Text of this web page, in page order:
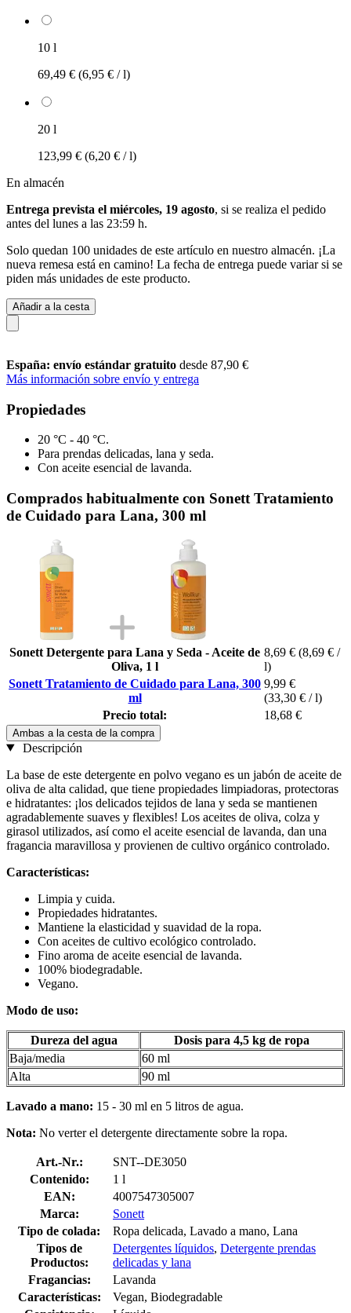
10 l
69,49 € (6,95 € / l)
20 l
123,99 € (6,20 € / l)
En almacén
Entrega prevista el miércoles, 19 agosto, si se realiza el pedido
antes del lunes a las 23:59 h.
Solo quedan 100 unidades de este artículo en nuestro almacén. ¡La
nueva remesa está en camino! La fecha de entrega puede variar si se
piden más unidades de este producto.
Añadir a la cesta
España: envío estándar gratuito desde 87,90 €
Más información sobre envío y entrega
Propiedades
20 °C - 40 °C.
Para prendas delicadas, lana y seda.
Con aceite esencial de lavanda.
Comprados habitualmente con Sonett Tratamiento
de Cuidado para Lana, 300 ml
Sonett Detergente para Lana y Seda - Aceite de
Oliva, 1 l
8,69 € (8,69 € /
l)
Sonett Tratamiento de Cuidado para Lana, 300
ml
9,99 €
(33,30 € / l)
Precio total:
18,68 €
Ambas a la cesta de la compra
Descripción
La base de este detergente en polvo vegano es un jabón de aceite de
oliva de alta calidad, que tiene propiedades limpiadoras, protectoras
e hidratantes: ¡los delicados tejidos de lana y seda se mantienen
agradablemente suaves y flexibles! Los aceites de oliva, colza y
girasol utilizados, así como el aceite esencial de lavanda, dan una
fragancia maravillosa y provienen de cultivo orgánico controlado.
Características:
Limpia y cuida.
Propiedades hidratantes.
Mantiene la elasticidad y suavidad de la ropa.
Con aceites de cultivo ecológico controlado.
Fino aroma de aceite esencial de lavanda.
100% biodegradable.
Vegano.
Modo de uso:
Dureza del agua
Dosis para 4,5 kg de ropa
Baja/media
60 ml
Alta
90 ml
Lavado a mano: 15 - 30 ml en 5 litros de agua.
Nota: No verter el detergente directamente sobre la ropa.
Art.-Nr.:
SNT--DE3050
Contenido:
1 l
EAN:
4007547305007
Marca:
Sonett
Tipo de colada:
Ropa delicada, Lavado a mano, Lana
Tipos de
Productos:
Detergentes líquidos, Detergente prendas
delicadas y lana
Fragancias:
Lavanda
Características:
Vegan, Biodegradable